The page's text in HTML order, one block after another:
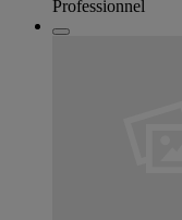
Professionnel